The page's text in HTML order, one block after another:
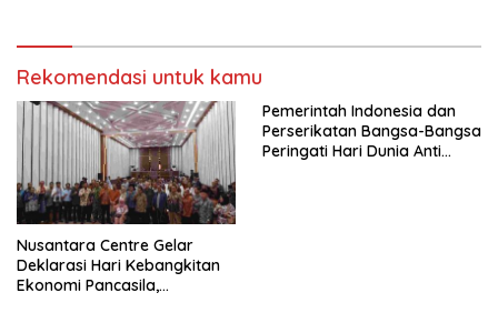
RUU Ketenagakerjaan Baru.
Rekomendasi untuk kamu
Nusantara Centre Gelar
Deklarasi Hari Kebangkitan
Ekonomi Pancasila,
Pemerintah Indonesia dan
Perserikatan Bangsa-Bangsa
Peringati Hari Dunia Anti